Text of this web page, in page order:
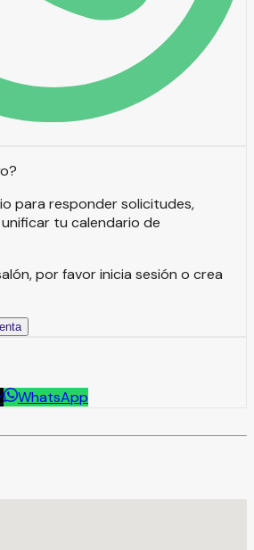
para responder solicitudes,
tu calendario de
por favor inicia sesión o crea
WhatsApp